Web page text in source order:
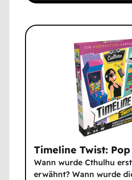
Timeline Twist:
Wann wurde Cthulhu
erwähnt? Wann wurde